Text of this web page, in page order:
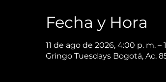
Fecha y Hora
11 de ago de 2026, 4:00 p. m. –
Gringo Tuesdays Bogotá, Ac.